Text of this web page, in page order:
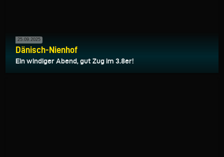
25.09.2025
Dänisch-Nienhof
Ein windiger Abend, gut Zug im 3.8er!